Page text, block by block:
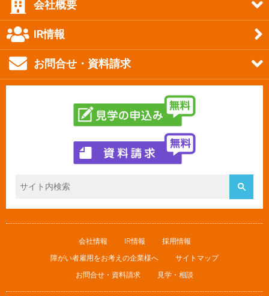
会社概要
IR情報
お問合せ・資料請求
会社情報 IR情報
採用情報
障がい者雇用をお考えの企業様へ
サイトマップ
お問合せ・資料請求
見学・相談